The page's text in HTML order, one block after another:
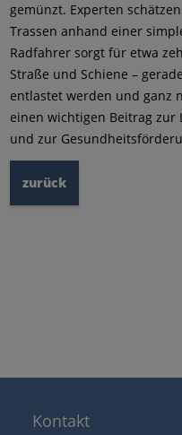
gemünzt. Experten
Trassen anhand einer
Radfahrer sorgt für etwa
Straße und Schiene –
entlastet werden und ganz
einen wichtigen Beitrag
und zur
zurück
Kontakt